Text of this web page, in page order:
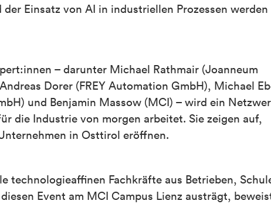
Einsatz von AI in industriellen Prozessen werden
– darunter Michael Rathmair (Joanneum
Dorer (FREY Automation GmbH), Michael
und Benjamin Massow (MCI) – wird ein
die Industrie von morgen arbeitet. Sie zeigen auf,
in Osttirol eröffnen.
technologieaffinen Fachkräfte aus Betrieben,
Event am MCI Campus Lienz austrägt,